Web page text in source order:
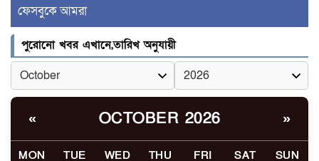
৫
সাঈদীর ছবিতে জুতা
নিক্ষেপকারীরা ‘জারজ সন্তান’:
আমির হামজা
৬
ইসলামী বিশ্ববিদ্যালয়র ৪৪
তৎপরতার অভিযোগ/ তদন্তে
ফেসবুকে আমরা
পুরোনো খবর এখানে,তারিখ অনুযায়ী
« OCTOBER 2026 »
MON TUE WED THU FRI SAT SUN